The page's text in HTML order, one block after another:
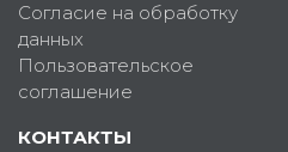
Согласие на обработку
данных
Пользовательское
соглашение
КОНТАКТЫ